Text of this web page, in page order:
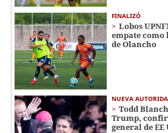
FINALIZÓ
Lobos
empate como
de Olancho
NUEVA
Todd
Trump,
general de EE